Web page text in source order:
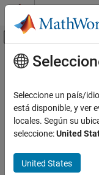
Saltar al contenido
Mostrar/
Recurso
Contenido principal
Seleccione un país/
está disponible, y ver
locales. Según su
seleccione:United
United States